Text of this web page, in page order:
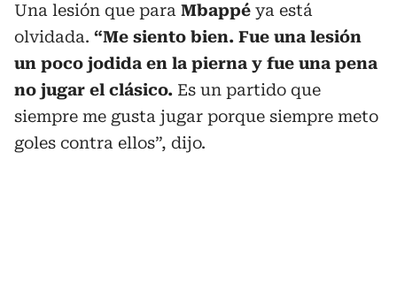
Una lesión que para Mbappé ya está
olvidada. “Me siento bien. Fue una lesión
un poco jodida en la pierna y fue una pena
no jugar el clásico. Es un partido que
siempre me gusta jugar porque siempre meto
goles contra ellos”, dijo.